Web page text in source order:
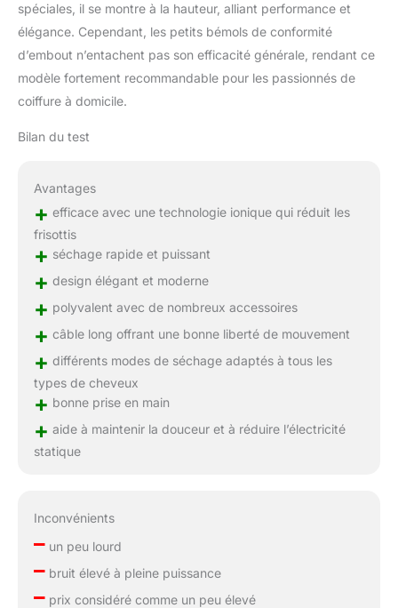
spéciales, il se montre à la hauteur, alliant performance et
élégance. Cependant, les petits bémols de conformité
d’embout n’entachent pas son efficacité générale, rendant ce
modèle fortement recommandable pour les passionnés de
coiffure à domicile.
Bilan du test
Avantages
+ efficace avec une technologie ionique qui réduit les
frisottis
+ séchage rapide et puissant
+ design élégant et moderne
+ polyvalent avec de nombreux accessoires
+ câble long offrant une bonne liberté de mouvement
+ différents modes de séchage adaptés à tous les
types de cheveux
+ bonne prise en main
+ aide à maintenir la douceur et à réduire l’électricité
statique
Inconvénients
–un peu lourd
–bruit élevé à pleine puissance
–prix considéré comme un peu élevé